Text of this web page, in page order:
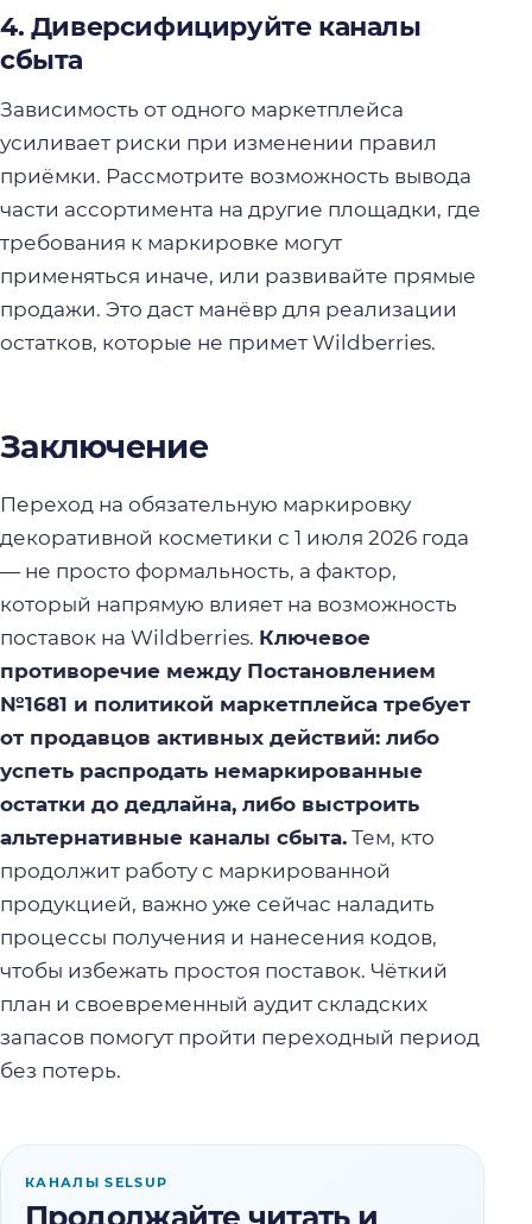
4. Диверсифицируйте каналы
сбыта
Зависимость от одного маркетплейса
усиливает риски при изменении правил
приёмки. Рассмотрите возможность вывода
части ассортимента на другие площадки, где
требования к маркировке могут
применяться иначе, или развивайте прямые
продажи. Это даст манёвр для реализации
остатков, которые не примет Wildberries.
Заключение
Переход на обязательную маркировку
декоративной косметики с 1 июля 2026 года
— не просто формальность, а фактор,
который напрямую влияет на возможность
поставок на Wildberries. Ключевое
противоречие между Постановлением
№1681 и политикой маркетплейса требует
от продавцов активных действий: либо
успеть распродать немаркированные
остатки до дедлайна, либо выстроить
альтернативные каналы сбыта. Тем, кто
продолжит работу с маркированной
продукцией, важно уже сейчас наладить
процессы получения и нанесения кодов,
чтобы избежать простоя поставок. Чёткий
план и своевременный аудит складских
запасов помогут пройти переходный период
без потерь.
КАНАЛЫ SELSUP
Продолжайте читать и